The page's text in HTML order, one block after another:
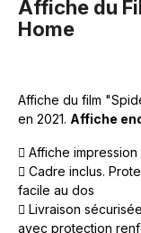
Affiche du
Home
Affiche du film
en 2021. Affiche
Affiche
Cadre inclus.
facile au dos
Livraison
avec protection